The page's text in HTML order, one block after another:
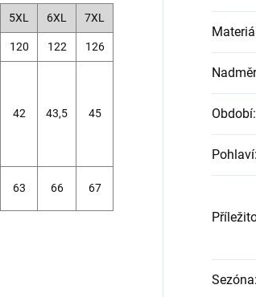
5XL 6XL 7XL
120 122 126
42 43,5 45
63 66 67
Materiál
Období:
Pohlaví:
Sezóna: